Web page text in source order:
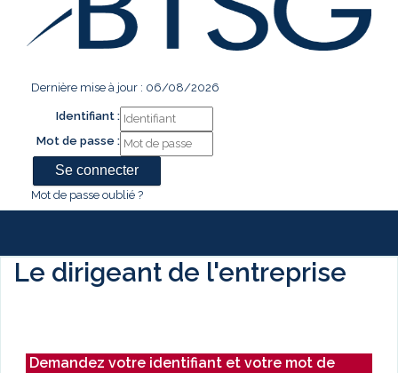
Dernière mise à jour : 06/08/2026
Identifiant :
Mot de passe :
Mot de passe oublié ?
Le dirigeant de l'entreprise
Demandez votre identifiant et votre mot de